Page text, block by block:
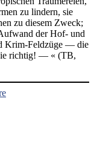
zu lindern, sie
zu diesem Zweck;
der Hof- und
Krim-Feldzüge — die
richtig! — « (TB,